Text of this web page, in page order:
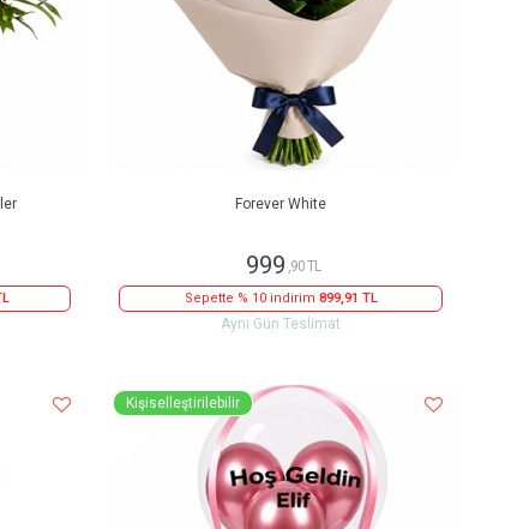
Forever White
999 ,90 TL
Sepette % 10 indirim 899,91 TL
Aynı Gün Teslimat
Kişiselleştirilebilir